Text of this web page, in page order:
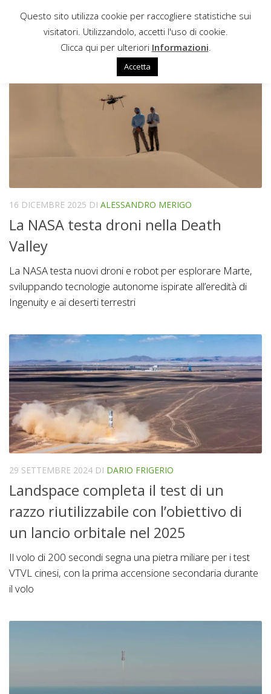
Sotto il contenuto
16 DICEMBRE 2025 DI ALESSANDRO MERIGO
La NASA testa droni nella Death
Valley
La NASA testa nuovi droni e robot per esplorare Marte,
sviluppando tecnologie autonome ispirate all’eredità di
Ingenuity e ai deserti terrestri
29 SETTEMBRE 2024 DI DARIO FRIGERIO
Landspace completa il test di un
razzo riutilizzabile con l’obiettivo di
un lancio orbitale nel 2025
Il volo di 200 secondi segna una pietra miliare per i test
VTVL cinesi, con la prima accensione secondaria durante
il volo
Questo sito utilizza cookie per raccogliere statistiche sui
visitatori. Utilizzandolo, accetti l'uso di cookie.
Clicca qui per ulteriori Informazioni
Accetta